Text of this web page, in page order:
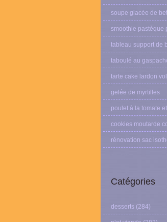
soupe glacée de
smoothie pastèque
tableau support de
taboulé au
tarte cake lardon
gelée de myrtilles
poulet à la tomate
cookies moutarde
rénovation sac
Catégories
desserts (284)